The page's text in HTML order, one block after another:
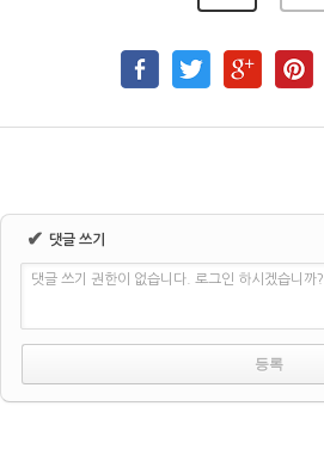
✔ 댓글 쓰기
댓글 쓰기 권한이 없습니다. 로그인 하시겠습니까?